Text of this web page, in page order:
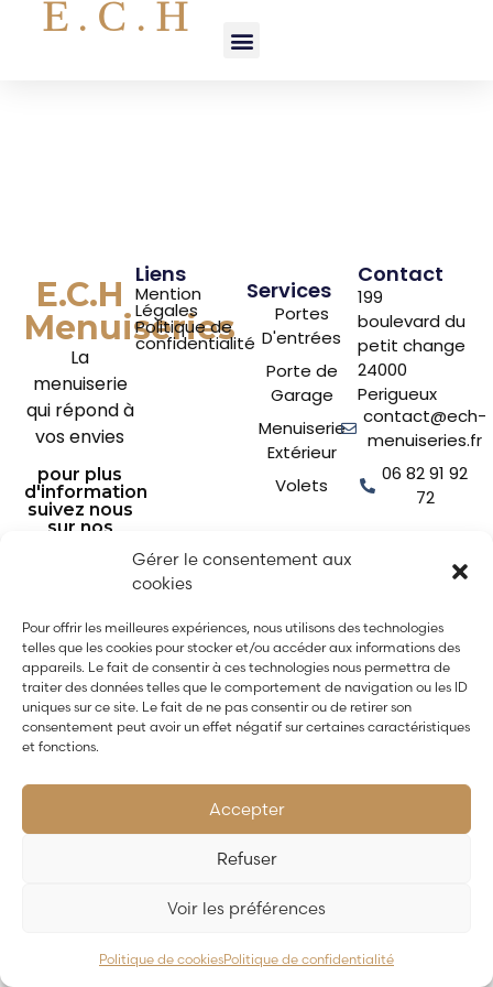
Gérer le consentement aux
cookies
Pour offrir les meilleures expériences, nous utilisons des technologies
telles que les cookies pour stocker et/ou accéder aux informations des
appareils. Le fait de consentir à ces technologies nous permettra de
traiter des données telles que le comportement de navigation ou les ID
uniques sur ce site. Le fait de ne pas consentir ou de retirer son
consentement peut avoir un effet négatif sur certaines caractéristiques
et fonctions.
Accepter
Refuser
Voir les préférences
Politique de cookiesPolitique de confidentialité
E.C.H
E.C.H
Menuiseries
La
menuiserie
qui répond à
vos envies
pour plus
d'information
suivez nous
sur nos
Services
Portes
D'entrées
Porte de
Garage
Menuiserie
Extérieur
Volets
Liens
Mention
Légales
Politique de
confidentialité
Contact
199
boulevard du
petit change
24000
Perigueux
contact@ech-
menuiseries.fr
06 82 91 92
72
Propulsé parCYL&COM